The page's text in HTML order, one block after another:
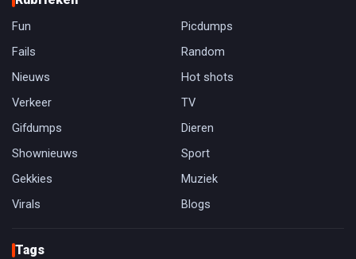
Fun
Picdumps
Fails
Random
Nieuws
Hot shots
Verkeer
TV
Gifdumps
Dieren
Shownieuws
Sport
Gekkies
Muziek
Virals
Blogs
Tags